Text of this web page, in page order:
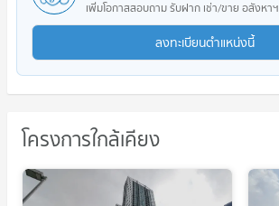
เพิ่มโอกาสสอบถาม รับฝาก เช่า/ขาย อสังหาฯ
ลงทะเบียนตำแหน่งนี้
โครงการใกล้เคียง